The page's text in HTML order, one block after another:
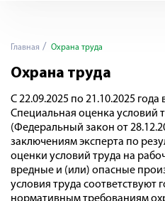
Главная Охрана труда
Охрана труда
С 22.09.2025 по 21.10.2025
Специальная оценка условий
(Федеральный закон от
заключениям эксперта по
оценки условий труда на
вредные и (или) опасные
условия труда соответствуют